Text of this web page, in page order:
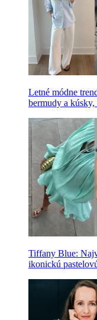
Letné módne
bermudy a
Tiffany Blue:
ikonickú